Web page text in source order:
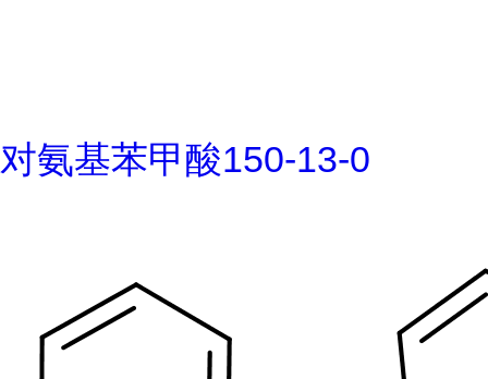
对氨基苯甲酸150-13-0